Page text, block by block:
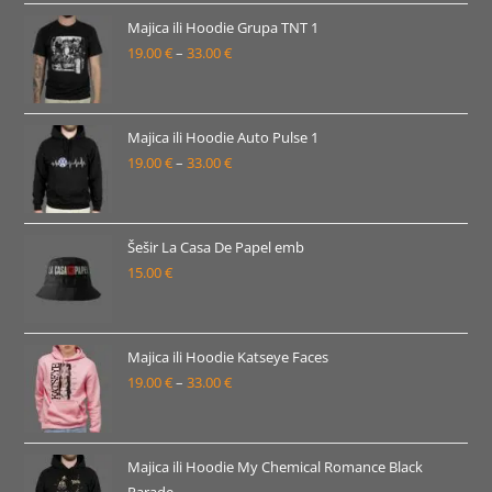
19.00 €
do
Majica ili Hoodie Grupa TNT 1
19.00€– 33.00€Raspon
od
19.00 €
do
Majica ili Hoodie Auto Pulse 1
19.00€– 33.00€Raspon
od
19.00 €
Šešir La Casa De Papel emb
15.00€
Majica ili Hoodie Katseye Faces
19.00€– 33.00€Raspon
od
19.00 €
Majica ili Hoodie My Chemical Romance Black